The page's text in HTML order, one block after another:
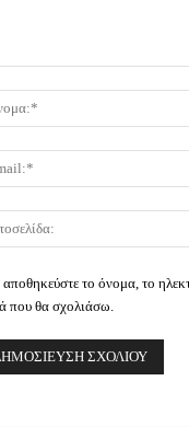
αποθηκεύστε το όνομα, το
που θα σχολιάσω.